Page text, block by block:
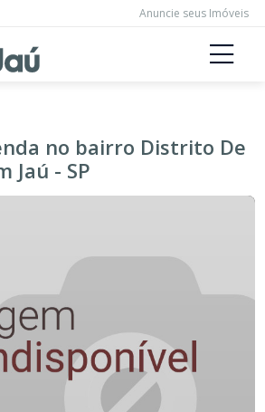
Anuncie seus Imóveis
no bairro Distrito De
Jaú - SP